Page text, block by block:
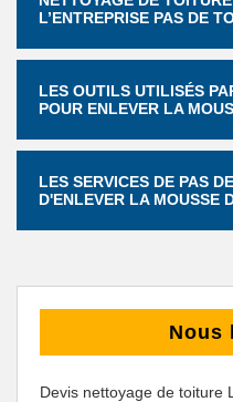
L’ENTREPRISE PAS DE
LES OUTILS UTILISÉS
POUR ENLEVER LA
LES SERVICES DE PAS
D'ENLEVER LA MOUSSE
Nous
Devis nettoyage de toiture